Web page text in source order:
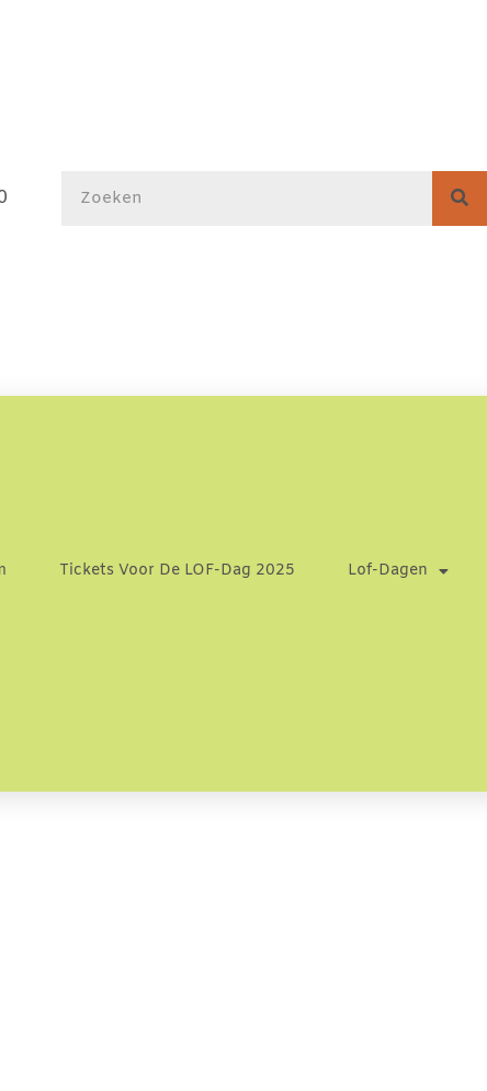
Tickets Voor De LOF-Dag 2025 Lof-Dagen